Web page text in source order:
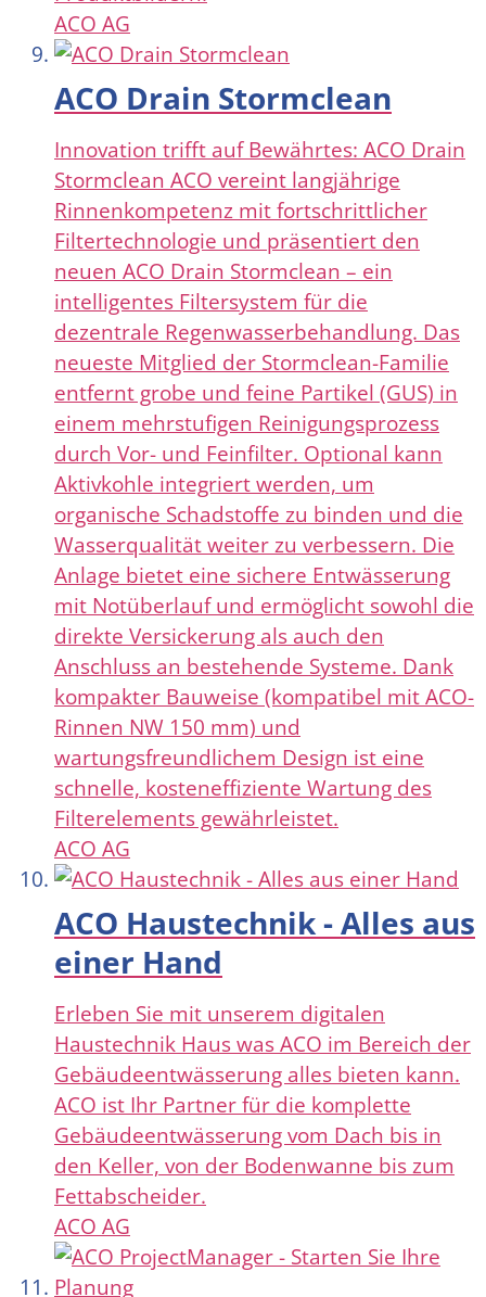
ACO AG
ACO Drain Stormclean
Innovation trifft auf Bewährtes: ACO Drain
Stormclean ACO vereint langjährige
Rinnenkompetenz mit fortschrittlicher
Filtertechnologie und präsentiert den
neuen ACO Drain Stormclean – ein
intelligentes Filtersystem für die
dezentrale Regenwasserbehandlung. Das
neueste Mitglied der Stormclean-Familie
entfernt grobe und feine Partikel (GUS) in
einem mehrstufigen Reinigungsprozess
durch Vor- und Feinfilter. Optional kann
Aktivkohle integriert werden, um
organische Schadstoffe zu binden und die
Wasserqualität weiter zu verbessern. Die
Anlage bietet eine sichere Entwässerung
mit Notüberlauf und ermöglicht sowohl die
direkte Versickerung als auch den
Anschluss an bestehende Systeme. Dank
kompakter Bauweise (kompatibel mit ACO-
Rinnen NW 150 mm) und
wartungsfreundlichem Design ist eine
schnelle, kosteneffiziente Wartung des
Filterelements gewährleistet.
ACO AG
ACO Haustechnik - Alles aus
einer Hand
Erleben Sie mit unserem digitalen
Haustechnik Haus was ACO im Bereich der
Gebäudeentwässerung alles bieten kann.
ACO ist Ihr Partner für die komplette
Gebäudeentwässerung vom Dach bis in
den Keller, von der Bodenwanne bis zum
Fettabscheider.
ACO AG